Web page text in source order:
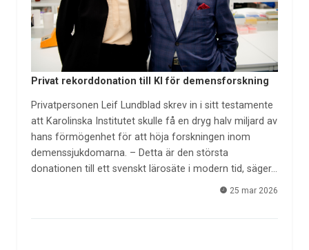
Privat rekorddonation till KI för demensforskning
Privatpersonen Leif Lundblad skrev in i sitt testamente
att Karolinska Institutet skulle få en dryg halv miljard av
hans förmögenhet för att höja forskningen inom
demenssjukdomarna. – Detta är den största
donationen till ett svenskt lärosäte i modern tid, säger…
25 mar 2026